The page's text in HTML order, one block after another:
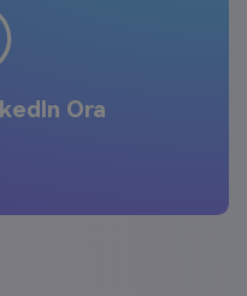
Ora